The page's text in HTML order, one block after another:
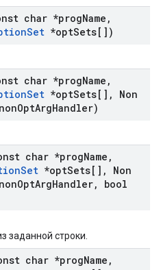
char *progName ,
Set *optSets[])
char *progName ,
Set *optSets[] ,
Non
OptArgHandler)
char *progName ,
Set *optSets[] ,
Non
OptArgHandler,
bool
заданной строки.
char *progName ,